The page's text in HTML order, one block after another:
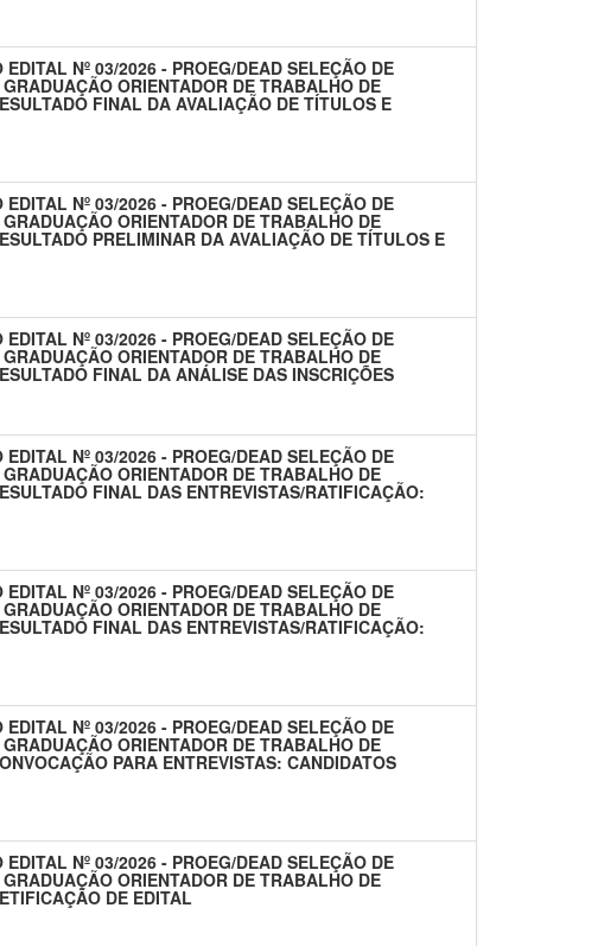
Nº 03/2026 - PROEG/DEAD SELEÇÃO DE
ORIENTADOR DE TRABALHO DE
FINAL DA AVALIAÇÃO DE TÍTULOS E
Nº 03/2026 - PROEG/DEAD SELEÇÃO DE
ORIENTADOR DE TRABALHO DE
PRELIMINAR DA AVALIAÇÃO DE TÍTULOS E
Nº 03/2026 - PROEG/DEAD SELEÇÃO DE
ORIENTADOR DE TRABALHO DE
FINAL DA ANÁLISE DAS INSCRIÇÕES
Nº 03/2026 - PROEG/DEAD SELEÇÃO DE
ORIENTADOR DE TRABALHO DE
FINAL DAS ENTREVISTAS/RATIFICAÇÃO:
Nº 03/2026 - PROEG/DEAD SELEÇÃO DE
ORIENTADOR DE TRABALHO DE
FINAL DAS ENTREVISTAS/RATIFICAÇÃO:
Nº 03/2026 - PROEG/DEAD SELEÇÃO DE
ORIENTADOR DE TRABALHO DE
PARA ENTREVISTAS: CANDIDATOS
Nº 03/2026 - PROEG/DEAD SELEÇÃO DE
ORIENTADOR DE TRABALHO DE
DE EDITAL